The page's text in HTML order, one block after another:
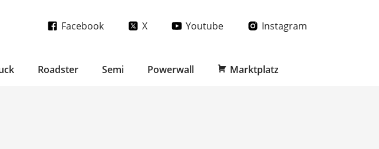
Facebook X Youtube Instagram
Roadster Semi Powerwall Marktplatz